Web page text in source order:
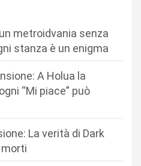
metroidvania senza
stanza è un enigma
A Holua la
“Mi piace” può
La verità di Dark